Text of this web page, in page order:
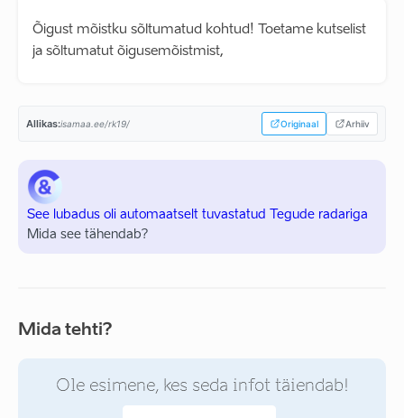
Õigust mõistku sõltumatud kohtud! Toetame kutselist
ja sõltumatut õigusemõistmist,
Allikas:isamaa.ee/rk19/ Originaal Arhiiv
See lubadus oli automaatselt tuvastatud Tegude radariga
Mida see tähendab?
Mida tehti?
Ole esimene, kes seda infot täiendab!